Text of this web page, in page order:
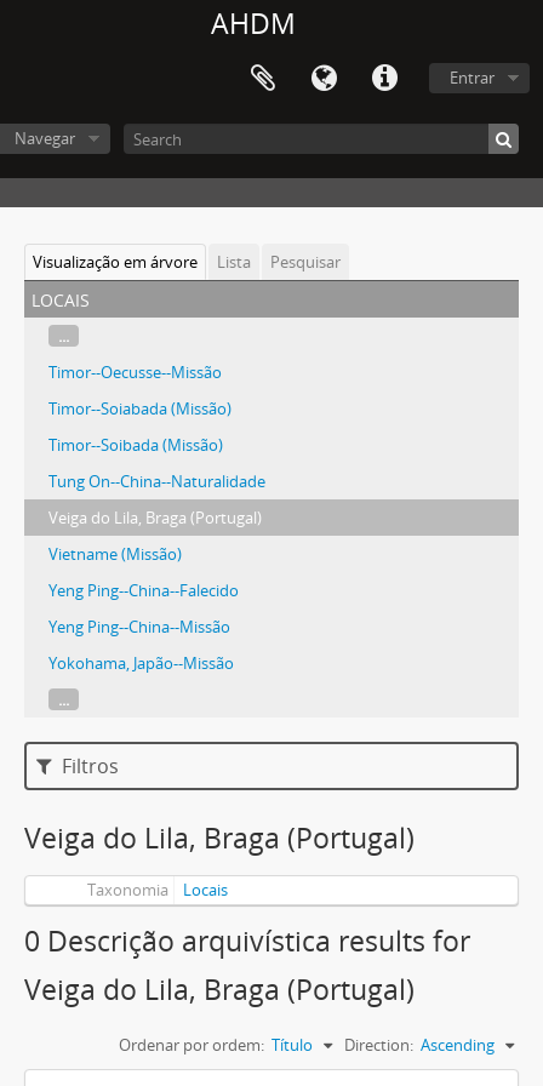
AHDM
Entrar
Navegar
Visualização em árvore Lista Pesquisar
locais
...
Timor--Oecusse--Missão
Timor--Soiabada (Missão)
Timor--Soibada (Missão)
Tung On--China--Naturalidade
Veiga do Lila, Braga (Portugal)
Vietname (Missão)
Yeng Ping--China--Falecido
Yeng Ping--China--Missão
Yokohama, Japão--Missão
...
Filtros
Veiga do Lila, Braga (Portugal)
Taxonomia Locais
0 Descrição arquivística results for
Veiga do Lila, Braga (Portugal)
Ordenar por ordem: Título Direction: Ascending